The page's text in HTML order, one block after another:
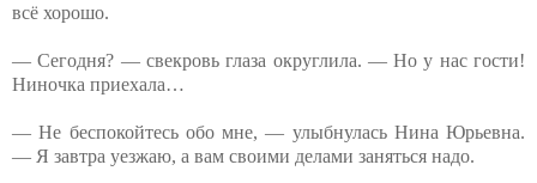
всё хорошо.
— Сегодня? — свекровь глаза округлила. — Но у нас гости!
Ниночка приехала…
— Не беспокойтесь обо мне, — улыбнулась Нина Юрьевна.
— Я завтра уезжаю, а вам своими делами заняться надо.